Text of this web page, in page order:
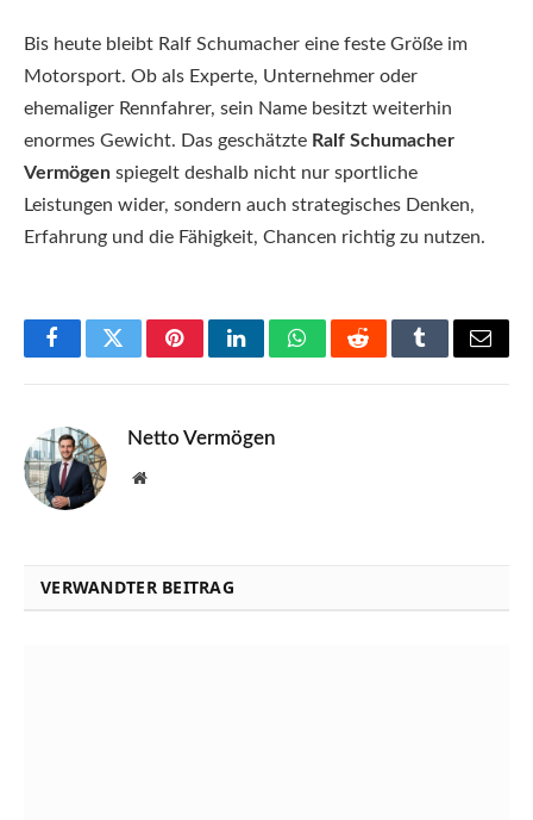
Bis heute bleibt Ralf Schumacher eine feste Größe im
Motorsport. Ob als Experte, Unternehmer oder
ehemaliger Rennfahrer, sein Name besitzt weiterhin
enormes Gewicht. Das geschätzte Ralf Schumacher
Vermögen spiegelt deshalb nicht nur sportliche
Leistungen wider, sondern auch strategisches Denken,
Erfahrung und die Fähigkeit, Chancen richtig zu nutzen.
FacebookTwitterPinterestLinkedInWhatsAppRedditTumblrEmail
Netto Vermögen
Website
VERWANDTER BEITRAG